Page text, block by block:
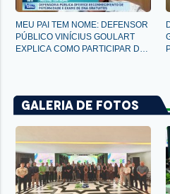
MEU PAI TEM NOME: DEFENSOR
PÚBLICO VINÍCIUS GOULART
EXPLICA COMO PARTICIPAR DA
Galeria de Fotos